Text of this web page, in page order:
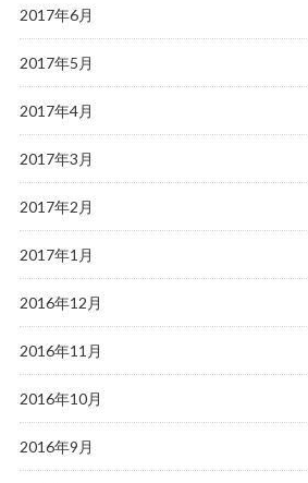
2017年6月
2017年5月
2017年4月
2017年3月
2017年2月
2017年1月
2016年12月
2016年11月
2016年10月
2016年9月